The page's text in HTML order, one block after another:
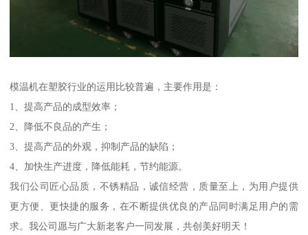
模温机在塑胶行业的运用比较普遍，主要作用是：
1、提高产品的成型效率；
2、降低不良品的产生；
3、提高产品的外观，抑制产品的缺陷；
4、加快生产进度，降低能耗，节约能源。
我们公司匠心品质，不锈精品，诚信经营，质量至上，为用户提供
更方便、更快捷的服务，在不断提供优良的产品同时满足用户的需
求。我公司愿与广大新老客户一同发展，共创美好明天！